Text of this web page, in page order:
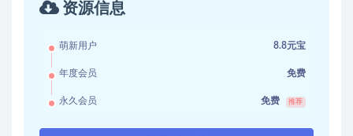
资源信息
萌新用户 8.8元宝
年度会员 免费
永久会员 免费 推荐